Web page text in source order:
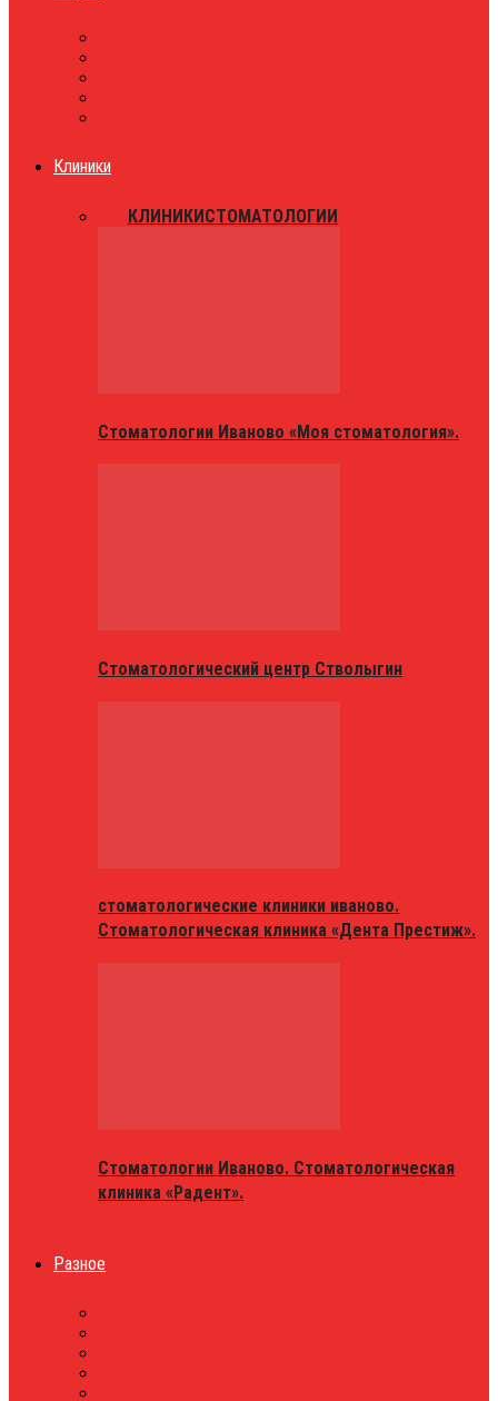
Клиники
КЛИНИКИСТОМАТОЛОГИИ
Стоматологии Иваново «Моя стоматология».
Стоматологический центр Стволыгин
стоматологические клиники иваново.
Стоматологическая клиника «Дента Престиж».
Стоматологии Иваново. Стоматологическая
клиника «Радент».
Разное